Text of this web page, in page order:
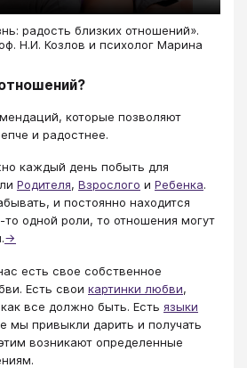
радость близких отношений».
Н.И. Козлов и психолог Марина
которые позволяют
и радостнее.
каждый день побыть для
Родителя, Взрослого и Ребенка.
и постоянно находится
то одной роли, то отношения могут
→
есть свое собственное
Есть свои картинки любви,
все должно быть. Есть языки
мы привыкли дарить и получать
возникают определенные